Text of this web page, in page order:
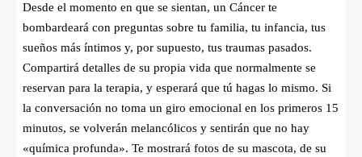
Desde el momento en que se sientan, un Cáncer te
bombardeará con preguntas sobre tu familia, tu infancia, tus
sueños más íntimos y, por supuesto, tus traumas pasados.
Compartirá detalles de su propia vida que normalmente se
reservan para la terapia, y esperará que tú hagas lo mismo. Si
la conversación no toma un giro emocional en los primeros 15
minutos, se volverán melancólicos y sentirán que no hay
«química profunda». Te mostrará fotos de su mascota, de su